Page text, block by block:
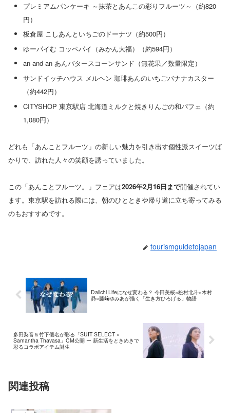
プレミアムパンケーキ ～抹茶とあんこの彩りフルーツ～（約820
円）
板倉屋 こしあんといちごのドーナツ（約500円）
ゆーパイむ コッペパイ（みかん大福）（約594円）
an and an あんバタースコーンサンド（無花果／数量限定）
サンドイッチハウス メルヘン 珈琲あんのいちごバナナカスター
（約442円）
CITYSHOP 東京駅店 北海道ミルクと焼きりんごの和パフェ（約
1,080円）
どれも「あんことフルーツ」の新しい魅力を引き出す個性派スイーツば
かりで、訪れた人々の笑顔を誘っていました。
この「あんことフルーツ。」フェアは2026年2月16日まで開催されてい
ます。東京駅を訪れる際には、朝のひとときや帰り道に立ち寄ってみる
のもおすすめです。
tourismguidetojapan
Daiichi Lifeになぜ変わる？ 今田美桜×松村北斗×木村
昴×藤﨑ゆみあが描く「生き方ひろげる」物語
多田梨音＆竹下優名が彩る「SUIT SELECT ×
Samantha Thavasa」CM公開 ー 新生活をときめきで
彩るコラボアイテム誕生
関連投稿